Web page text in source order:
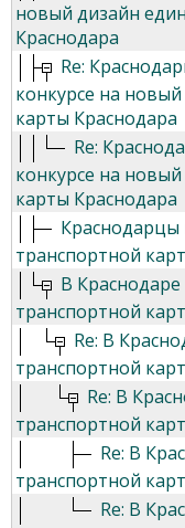
новый дизайн
Краснодара
Re:
конкурсе на
карты Краснодара
Re:
конкурсе на
карты Краснодара
Краснодарцы
транспортной
В
транспортной
Re: В
транспортной
Re: В
транспортной
Re: В
транспортной
Re: В